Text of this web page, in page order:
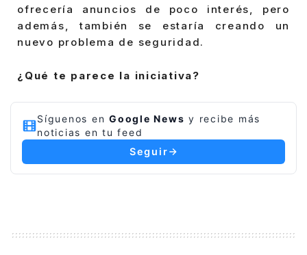
ofrecería anuncios de poco interés, pero
además, también se estaría creando un
nuevo problema de seguridad.
¿Qué te parece la iniciativa?
Síguenos en Google News y recibe más
noticias en tu feed
Seguir